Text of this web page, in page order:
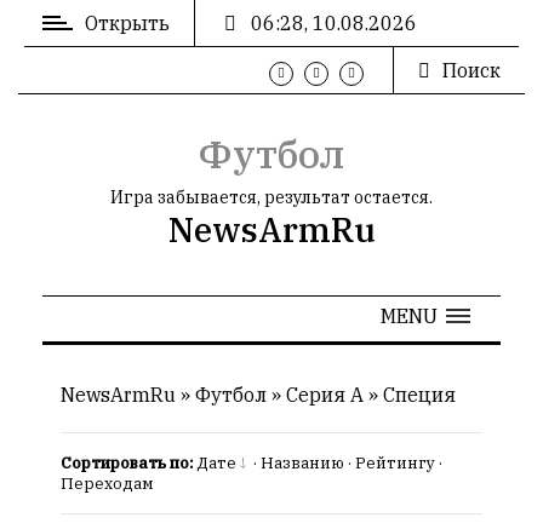
ВХОД
РЕКЛАМА
СТАТИСТИКА
Открыть
06:28, 10.08.2026
Поиск
Футбол
Игра забывается, результат остается.
NewsArmRu
MENU
NewsArmRu » Футбол » Серия А » Специя
Сортировать по:Дате · Названию · Рейтингу ·
Переходам